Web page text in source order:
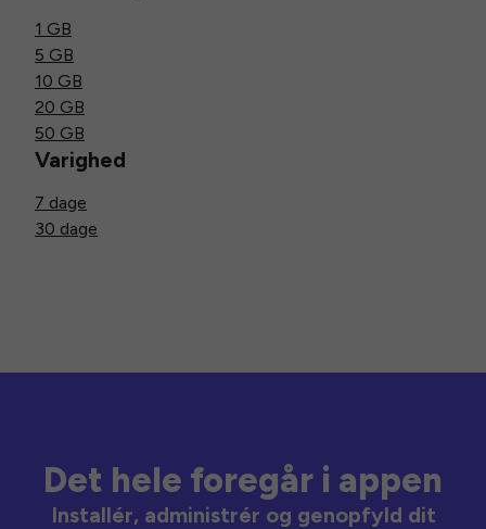
1 GB
5 GB
10 GB
20 GB
50 GB
Varighed
7 dage
30 dage
Det hele foregår i appen
Installér, administrér og genopfyld dit